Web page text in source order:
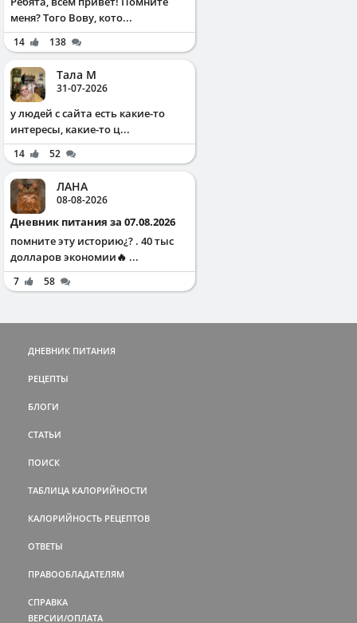
меня? Того Вову, кото...
14 138
Тала М
31-07-2026
у людей с сайта есть какие-то
интересы, какие-то ц...
14 52
ЛАНА
08-08-2026
Дневник питания за 07.08.2026
помните эту историю¿? . 40 тыс
долларов экономии🔥 ...
7 58
ДНЕВНИК ПИТАНИЯ
РЕЦЕПТЫ
БЛОГИ
СТАТЬИ
ПОИСК
ТАБЛИЦА КАЛОРИЙНОСТИ
КАЛОРИЙНОСТЬ РЕЦЕПТОВ
ОТВЕТЫ
ПРАВООБЛАДАТЕЛЯМ
СПРАВКА
ВЕРСИИ/ОПЛАТА